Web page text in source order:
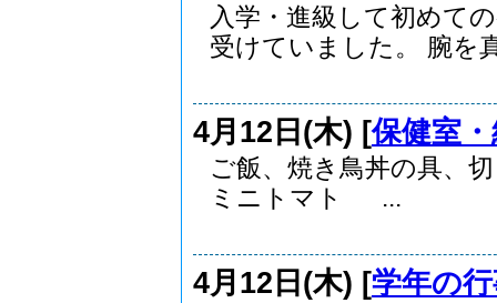
入学・進級して初めて
受けていました。 腕を
4月12日(木) [保健室
ご飯、焼き鳥丼の具、
ミニトマト ...
4月12日(木) [学年の